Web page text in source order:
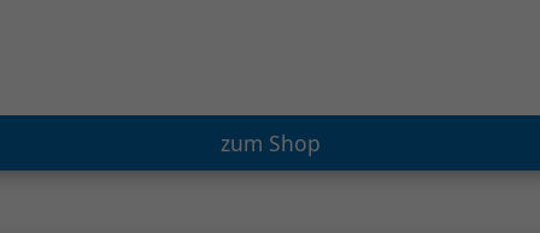
zum Shop